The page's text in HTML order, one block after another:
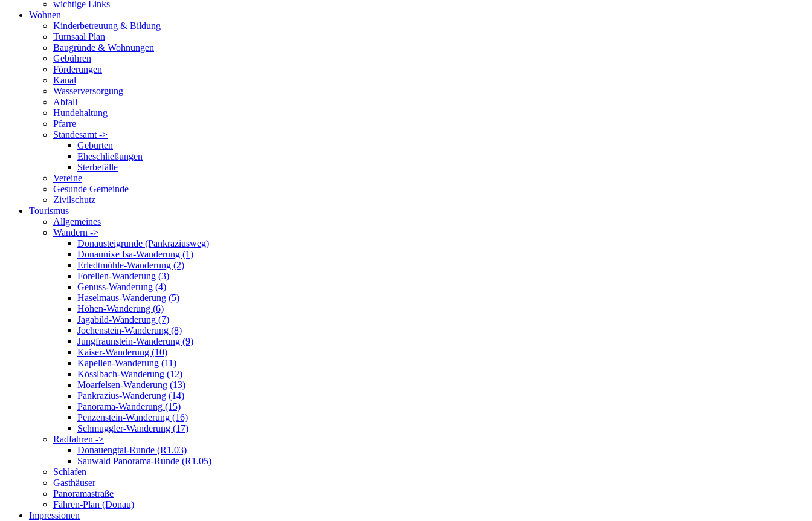
wichtige Links
Wohnen
Kinderbetreuung & Bildung
Turnsaal Plan
Baugründe & Wohnungen
Gebühren
Förderungen
Kanal
Wasserversorgung
Abfall
Hundehaltung
Pfarre
Standesamt ->
Geburten
Eheschließungen
Sterbefälle
Vereine
Gesunde Gemeinde
Zivilschutz
Tourismus
Allgemeines
Wandern ->
Donausteigrunde (Pankraziusweg)
Donaunixe Isa-Wanderung (1)
Erledtmühle-Wanderung (2)
Forellen-Wanderung (3)
Genuss-Wanderung (4)
Haselmaus-Wanderung (5)
Höhen-Wanderung (6)
Jagabild-Wanderung (7)
Jochenstein-Wanderung (8)
Jungfraunstein-Wanderung (9)
Kaiser-Wanderung (10)
Kapellen-Wanderung (11)
Kösslbach-Wanderung (12)
Moarfelsen-Wanderung (13)
Pankrazius-Wanderung (14)
Panorama-Wanderung (15)
Penzenstein-Wanderung (16)
Schmuggler-Wanderung (17)
Radfahren ->
Donauengtal-Runde (R1.03)
Sauwald Panorama-Runde (R1.05)
Schlafen
Gasthäuser
Panoramastraße
Fähren-Plan (Donau)
Impressionen